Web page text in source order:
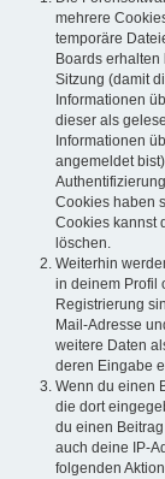
mehrere
temporäre
Boards
Sitzung (damit
Informationen
dieser als
Informationen
angemeldet
Cookies haben
Cookies kannst
löschen.
Weiterhin
in deinem Profil
Registrierung
Mail-Adresse
weitere Daten
deren Eingabe
Wenn du einen
die dort
du einen
auch deine IP-
folgenden